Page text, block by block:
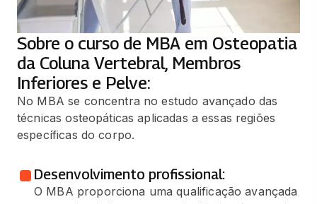
Sobre o curso de MBA em Osteopatia
da Coluna Vertebral, Membros
Inferiores e Pelve:
No MBA se concentra no estudo avançado das
técnicas osteopáticas aplicadas a essas regiões
específicas do corpo.
Desenvolvimento profissional:
O MBA proporciona uma qualificação avançada